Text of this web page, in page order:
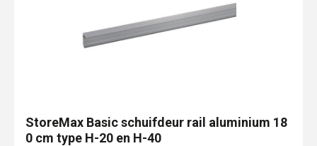
StoreMax Basic schuifdeur rail aluminium 18
0 cm type H-20 en H-40